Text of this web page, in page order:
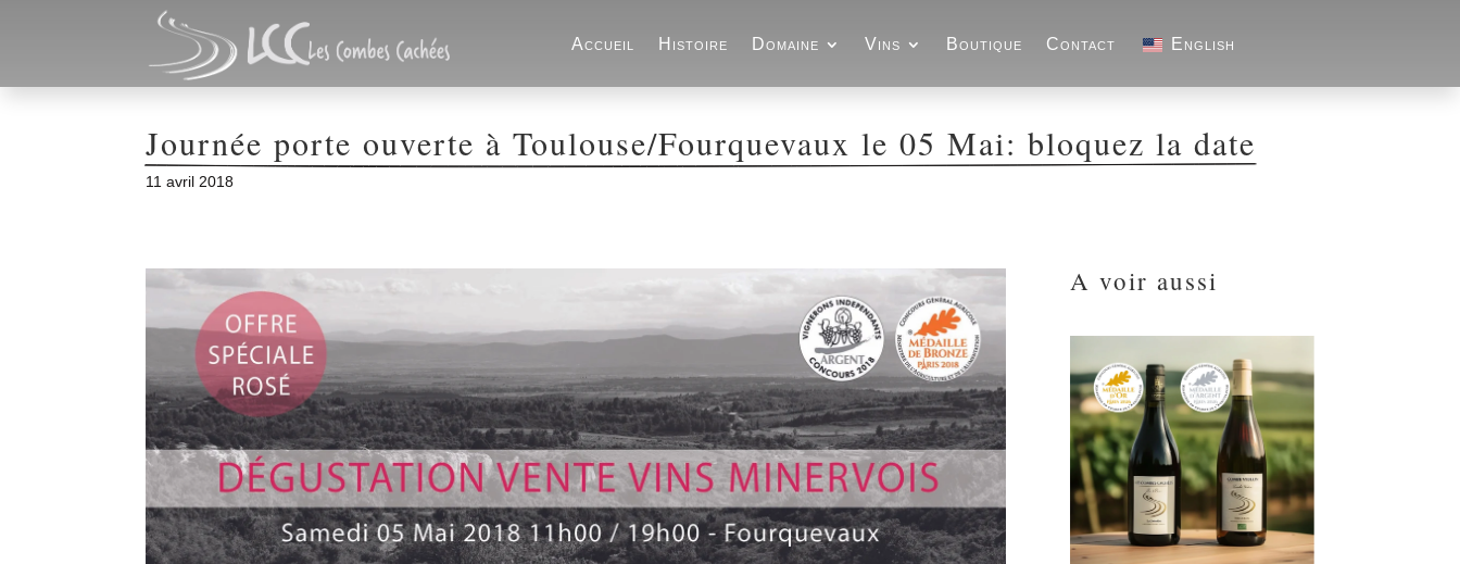
Accueil Histoire Domaine Vins Boutique Contact English
Journée porte ouverte à Toulouse/Fourquevaux le 05 Mai: bloquez la date
11 avril 2018
A voir aussi